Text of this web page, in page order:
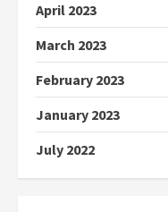
April 2023
March 2023
February 2023
January 2023
July 2022